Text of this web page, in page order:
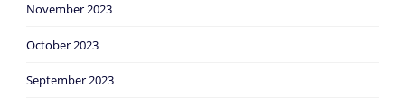
November 2023
October 2023
September 2023